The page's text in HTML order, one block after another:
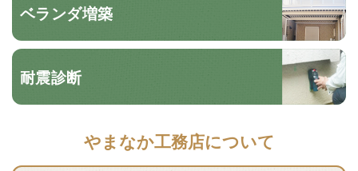
ベランダ増築
耐震診断
やまなか工務店について